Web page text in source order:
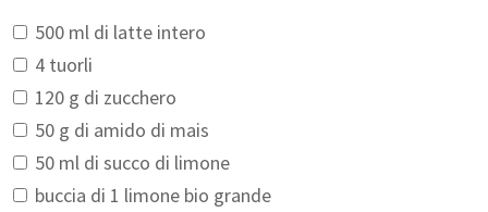
500 ml di latte intero
4 tuorli
120 g di zucchero
50 g di amido di mais
50 ml di succo di limone
buccia di 1 limone bio grande